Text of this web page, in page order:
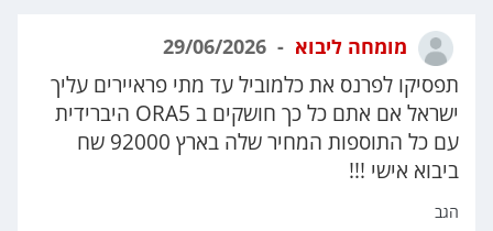
מומחה ליבוא
תפסיקו לפרנס את כלמוביל עד מתי פראיירים עליך
ישראל אם אתם כל כך חושקים ב ORA5 היברידית
עם כל התוספות המחיר שלה בארץ 92000 שח
ביבוא אישי !!!
הגב